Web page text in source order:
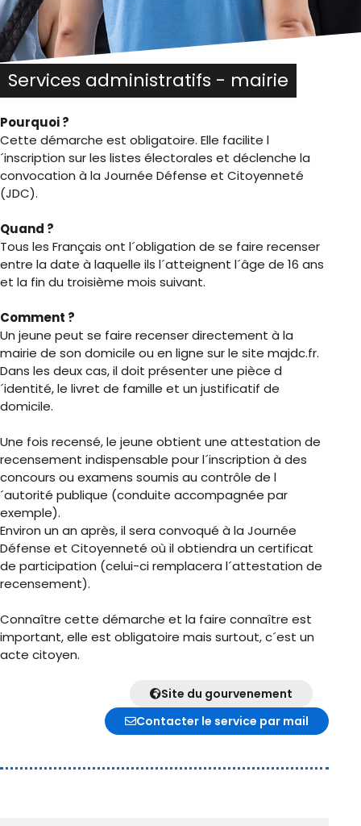
Services administratifs - mairie
Pourquoi ?
Cette démarche est obligatoire. Elle facilite l
´inscription sur les listes électorales et déclenche la
convocation à la Journée Défense et Citoyenneté
(JDC).
Quand ?
Tous les Français ont l´obligation de se faire recenser
entre la date à laquelle ils l´atteignent l´âge de 16 ans
et la fin du troisième mois suivant.
Comment ?
Un jeune peut se faire recenser directement à la
mairie de son domicile ou en ligne sur le site majdc.fr.
Dans les deux cas, il doit présenter une pièce d
´identité, le livret de famille et un justificatif de
domicile.
Une fois recensé, le jeune obtient une attestation de
recensement indispensable pour l´inscription à des
concours ou examens soumis au contrôle de l
´autorité publique (conduite accompagnée par
exemple).
Environ un an après, il sera convoqué à la Journée
Défense et Citoyenneté où il obtiendra un certificat
de participation (celui-ci remplacera l´attestation de
recensement).
Connaître cette démarche et la faire connaître est
important, elle est obligatoire mais surtout, c´est un
acte citoyen.
Site du gourvenement
Contacter le service par mail